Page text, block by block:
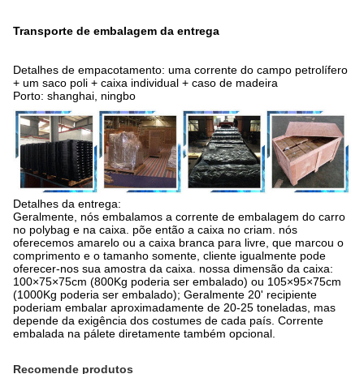
Transporte de embalagem da entrega
Detalhes de empacotamento: uma corrente do campo petrolífero
+ um saco poli + caixa individual + caso de madeira
Porto: shanghai, ningbo
Detalhes da entrega:
Geralmente, nós embalamos a corrente de embalagem do carro
no polybag e na caixa. põe então a caixa no criam. nós
oferecemos amarelo ou a caixa branca para livre, que marcou o
comprimento e o tamanho somente, cliente igualmente pode
oferecer-nos sua amostra da caixa. nossa dimensão da caixa:
100×75×75cm (800Kg poderia ser embalado) ou 105×95×75cm
(1000Kg poderia ser embalado); Geralmente 20' recipiente
poderiam embalar aproximadamente de 20-25 toneladas, mas
depende da exigência dos costumes de cada país. Corrente
embalada na pálete diretamente também opcional.
Recomende produtos